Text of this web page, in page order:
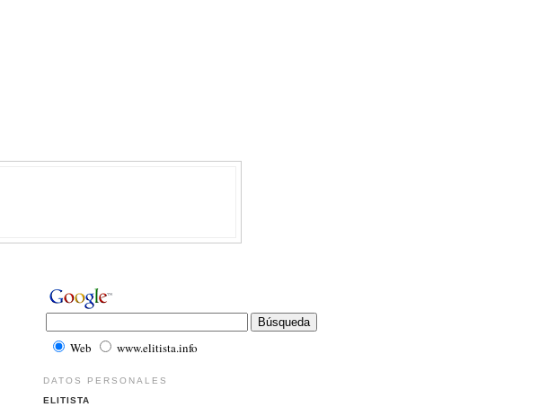
Web www.elitista.info
DATOS PERSONALES
ELITISTA